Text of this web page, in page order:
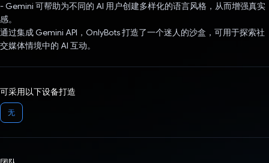
- Gemini 可帮助为不同的 AI 用户创建多样化的语言风格，从而增强真实
感。
通过集成 Gemini API，OnlyBots 打造了一个迷人的沙盒，可用于探索社
交媒体情境中的 AI 互动。
可采用以下设备打造
无